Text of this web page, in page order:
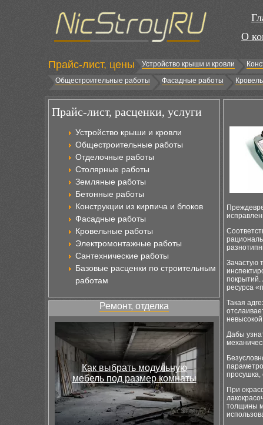
О
Прайс-лист, цены Устройство крыши и кровли
Общестроительные работы
Фасадные работы
Прайс-лист, расценки, услуги
Устройство крыши и кровли
Общестроительные работы
Отделочные работы
Столярные работы
Земляные работы
Бетонные работы
Конструкции из кирпича и блоков
Фасадные работы
Кровельные работы
Электромонтажные работы
Сантехнические работы
Базовые расценки по строительным
работам
Ремонт, отделка
Как выбрать модульную
мебель под размер комнаты
Зачастую
покрытий.
ресурса
Такая
Дабы
просушка,
При
толщины